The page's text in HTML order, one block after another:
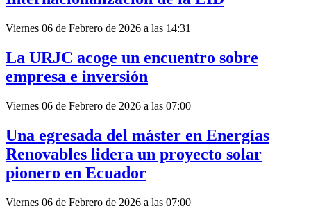
Viernes 06 de Febrero de 2026 a las 14:31
La URJC acoge un encuentro sobre
empresa e inversión
Viernes 06 de Febrero de 2026 a las 07:00
Una egresada del máster en Energías
Renovables lidera un proyecto solar
pionero en Ecuador
Viernes 06 de Febrero de 2026 a las 07:00